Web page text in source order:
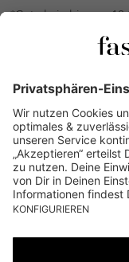
*Gutschein bis zum
fashionette.at/
§9
vorausgesetzt, alle
Ratenkäufen kann
Anzahl der
namentlich genannt
der Website
befürwortet.